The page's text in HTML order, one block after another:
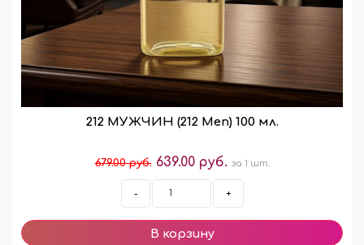
212 МУЖЧИН (212 Men) 100 мл.
679.00 руб. 639.00 руб. за 1 шт.
- +